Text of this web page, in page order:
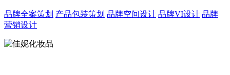
品牌全案策划 产品包装策划 品牌空间设计 品牌VI设计 品牌
营销设计